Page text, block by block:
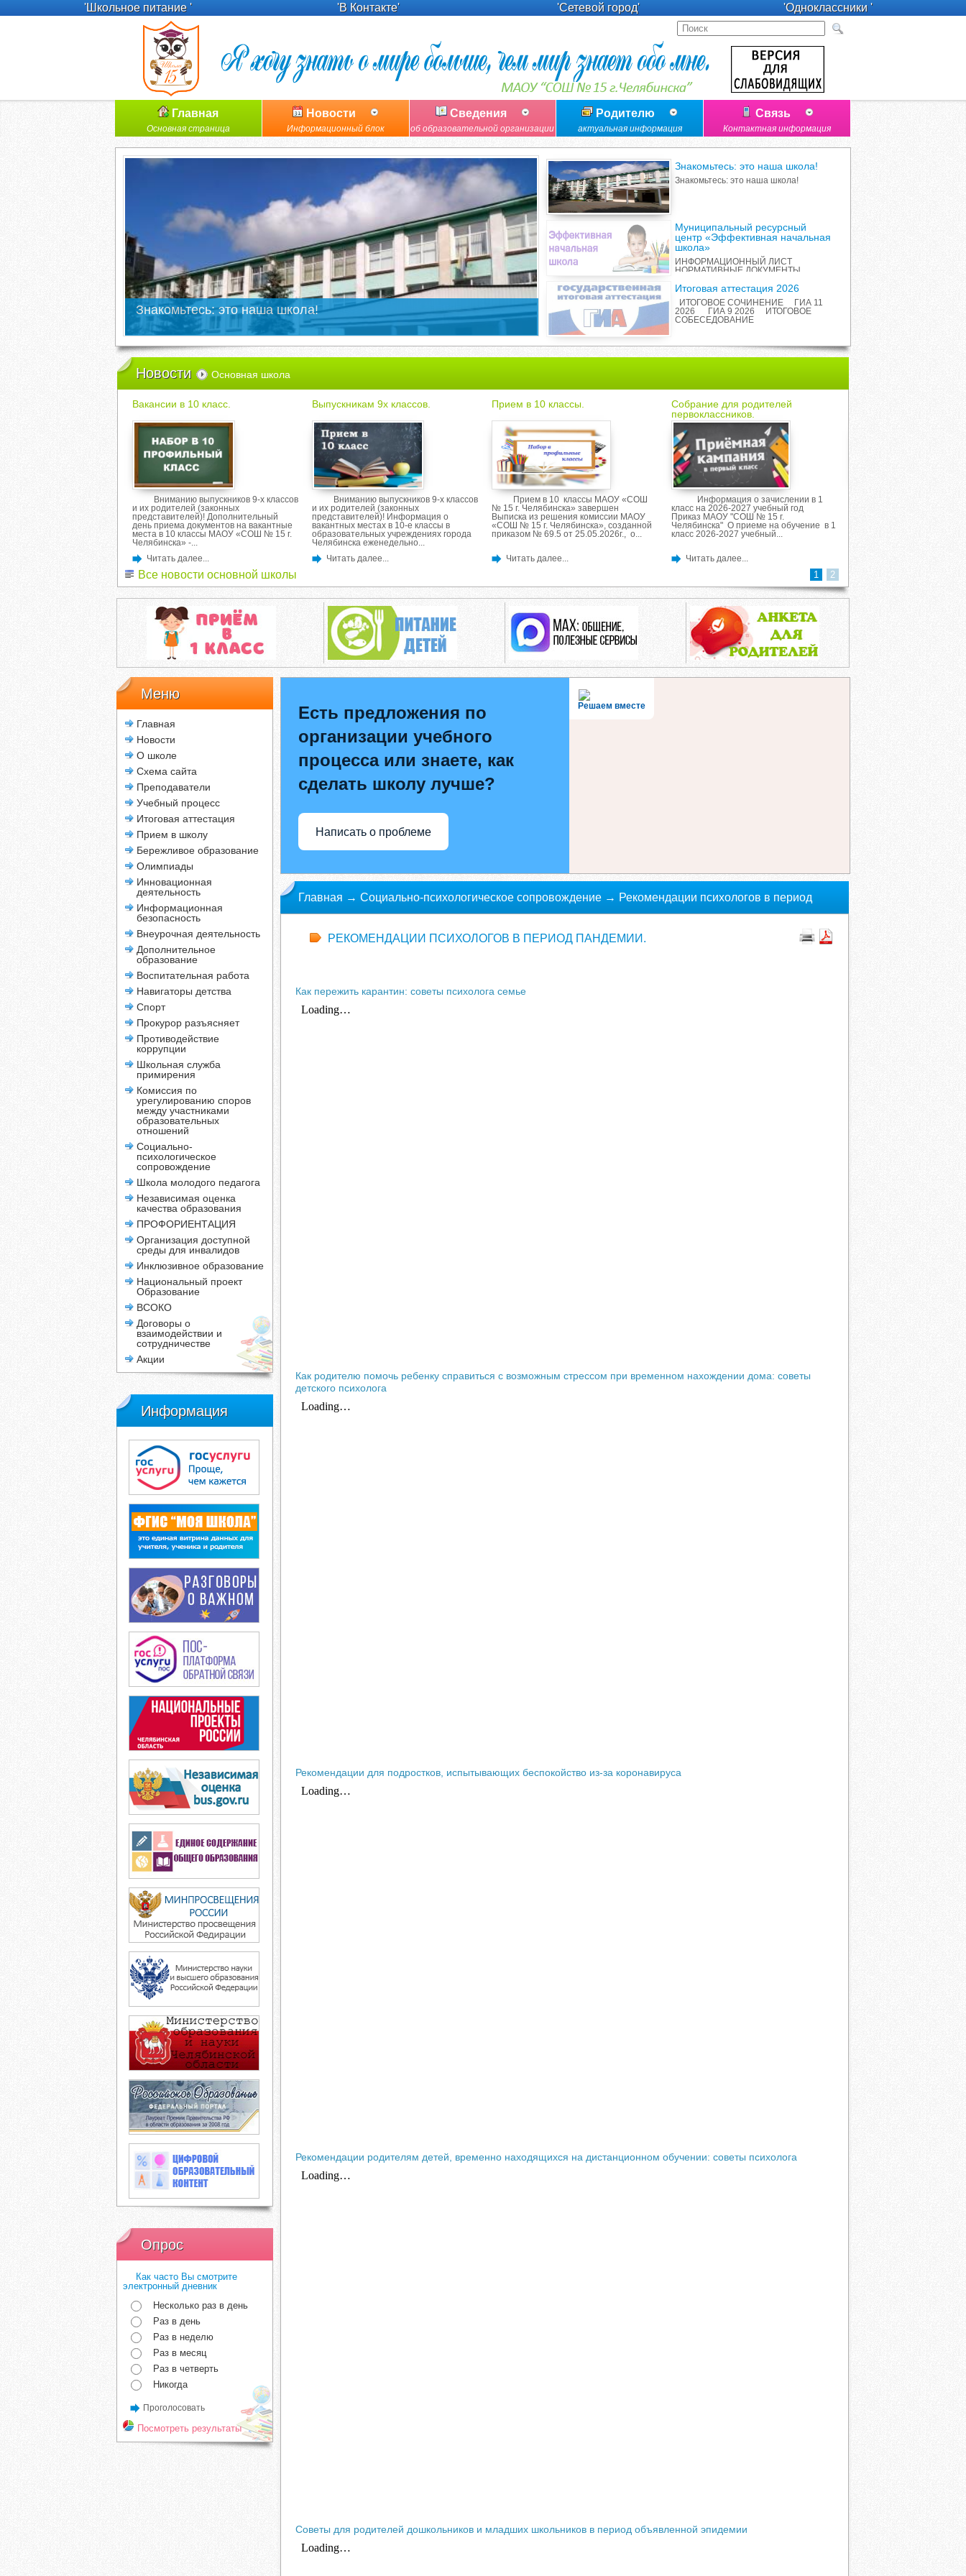
'Школьное питание ' 'В Контакте' 'Сетевой город' 'Одноклассники '
Главная
Основная страница
Новости
Информационный блок
Сведения
об образовательной организации
Родителю
актуальная информация
Связь
Контактная информация
Знакомьтесь: это наша школа!
Знакомьтесь: это наша школа!
Знакомьтесь: это наша школа!
Муниципальный ресурсный
центр «Эффективная начальная
школа»
ИНФОРМАЦИОННЫЙ ЛИСТ
НОРМАТИВНЫЕ ДОКУМЕНТЫ
ПРОДУКТОВ РАБОТА С
РОДИТЕЛЯМИ ОТЧЕТ О
РЕАЛИЗАЦИИ ПРОЕКТА
Итоговая аттестация 2026
ИТОГОВОЕ СОЧИНЕНИЕ ГИА 11
2026 ГИА 9 2026 ИТОГОВОЕ
СОБЕСЕДОВАНИЕ
Новости Основная школа
Вакансии в 10 класс.
Вниманию выпускников 9-х классов
и их родителей (законных
представителей)! Дополнительный
день приема документов на вакантные
места в 10 классы МАОУ «СОШ № 15 г.
Челябинска» -...
Читать далее...
Выпускникам 9х классов.
Вниманию выпускников 9-х классов
и их родителей (законных
представителей)! Информация о
вакантных местах в 10-е классы в
образовательных учреждениях города
Челябинска еженедельно...
Читать далее...
Прием в 10 классы.
Прием в 10 классы МАОУ «СОШ
№ 15 г. Челябинска» завершен
Выписка из решения комиссии МАОУ
«СОШ № 15 г. Челябинска», созданной
приказом № 69.5 от 25.05.2026г., о...
Читать далее...
Собрание для родителей
первоклассников.
Информация о зачислении в 1
класс на 2026-2027 учебный год
Приказ МАОУ "СОШ № 15 г.
Челябинска" О приеме на обучение в 1
класс 2026-2027 учебный...
Читать далее...
Все новости основной школы 1 2
Меню
Главная
Новости
О школе
Схема сайта
Преподаватели
Учебный процесс
Итоговая аттестация
Прием в школу
Бережливое образование
Олимпиады
Инновационная
деятельность
Информационная
безопасность
Внеурочная деятельность
Дополнительное
образование
Воспитательная работа
Навигаторы детства
Спорт
Прокурор разъясняет
Противодействие
коррупции
Школьная служба
примирения
Комиссия по
урегулированию споров
между участниками
образовательных
отношений
Социально-
психологическое
сопровождение
Школа молодого педагога
Независимая оценка
качества образования
ПРОФОРИЕНТАЦИЯ
Организация доступной
среды для инвалидов
Инклюзивное образование
Национальный проект
Образование
ВСОКО
Договоры о
взаимодействии и
сотрудничестве
Акции
Информация
Опрос
Как часто Вы смотрите
электронный дневник
Несколько раз в день
Раз в день
Раз в неделю
Раз в месяц
Раз в четверть
Никогда
Проголосовать
Посмотреть результаты
Решаем вместе
Есть предложения по
организации учебного
процесса или знаете, как
сделать школу лучше?
Написать о проблеме
Главная → Социально-психологическое сопровождение → Рекомендации психологов в период
РЕКОМЕНДАЦИИ ПСИХОЛОГОВ В ПЕРИОД ПАНДЕМИИ.
Как пережить карантин: советы психолога семье
Как родителю помочь ребенку справиться с возможным стрессом при временном нахождении дома: советы
детского психолога
Рекомендации для подростков, испытывающих беспокойство из-за коронавируса
Рекомендации родителям детей, временно находящихся на дистанционном обучении: советы психолога
Советы для родителей дошкольников и младших школьников в период объявленной эпидемии